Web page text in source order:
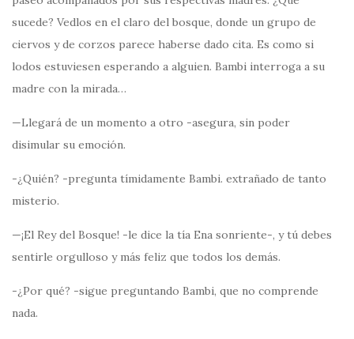
sucede? Vedlos en el claro del bosque, donde un grupo de
ciervos y de corzos parece haberse dado cita. Es como si
lodos estuviesen esperando a alguien. Bambi interroga a su
madre con la mirada…
—Llegará de un momento a otro -asegura, sin poder
disimular su emoción.
-¿Quién? -pregunta tímidamente Bambi. extrañado de tanto
misterio.
—¡El Rey del Bosque! -le dice la tía Ena sonriente-, y tú debes
sentirle orgulloso y más feliz que todos los demás.
-¿Por qué? -sigue preguntando Bambi, que no comprende
nada.